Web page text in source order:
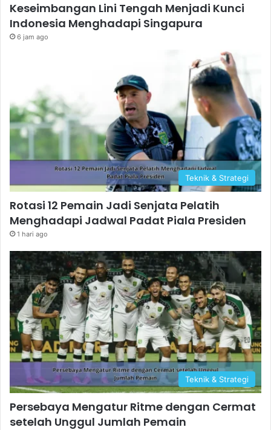
Keseimbangan Lini Tengah Menjadi Kunci
Indonesia Menghadapi Singapura
6 jam ago
Teknik & Strategi
Rotasi 12 Pemain Jadi Senjata Pelatih
Menghadapi Jadwal Padat Piala Presiden
1 hari ago
Teknik & Strategi
Persebaya Mengatur Ritme dengan Cermat
setelah Unggul Jumlah Pemain